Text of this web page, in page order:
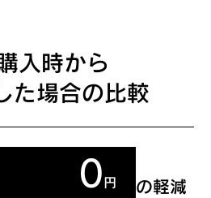
入時から
た場合の比較
0円 の軽減